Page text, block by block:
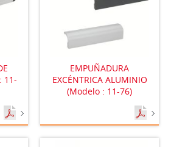
11-
EMPUÑADURA
EXCÉNTRICA ALUMINIO
(Modelo : 11-76)